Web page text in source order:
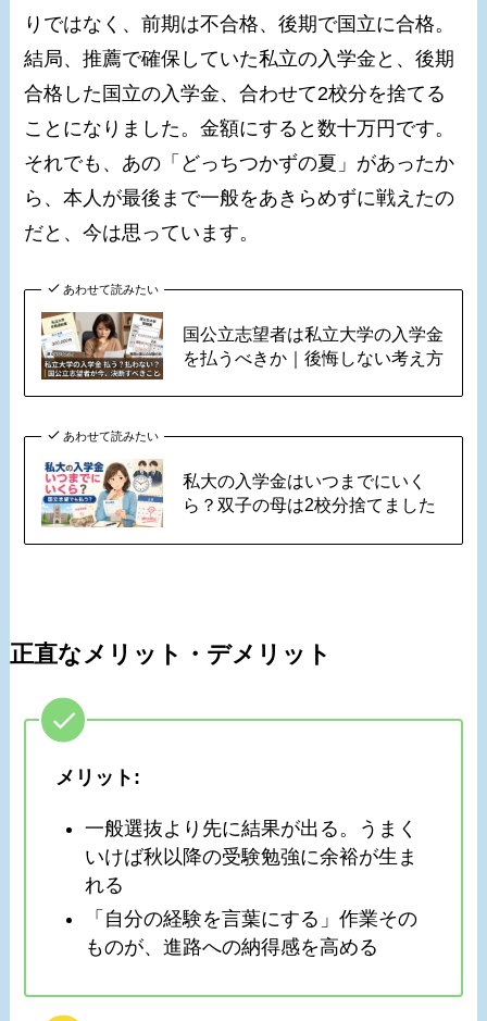
りではなく、前期は不合格、後期で国立に合格。
結局、推薦で確保していた私立の入学金と、後期
合格した国立の入学金、合わせて2校分を捨てる
ことになりました。金額にすると数十万円です。
それでも、あの「どっちつかずの夏」があったか
ら、本人が最後まで一般をあきらめずに戦えたの
だと、今は思っています。
あわせて読みたい
国公立志望者は私立大学の入学金
を払うべきか｜後悔しない考え方
あわせて読みたい
私大の入学金はいつまでにいく
ら？双子の母は2校分捨てました
正直なメリット・デメリット
メリット:
一般選抜より先に結果が出る。うまく
いけば秋以降の受験勉強に余裕が生ま
れる
「自分の経験を言葉にする」作業その
ものが、進路への納得感を高める